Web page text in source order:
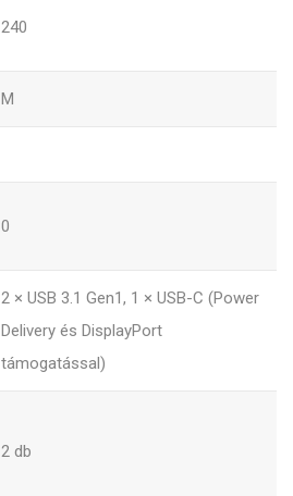
240
M
0
2 × USB 3.1 Gen1, 1 × USB-C (Power
Delivery és DisplayPort
támogatással)
2 db